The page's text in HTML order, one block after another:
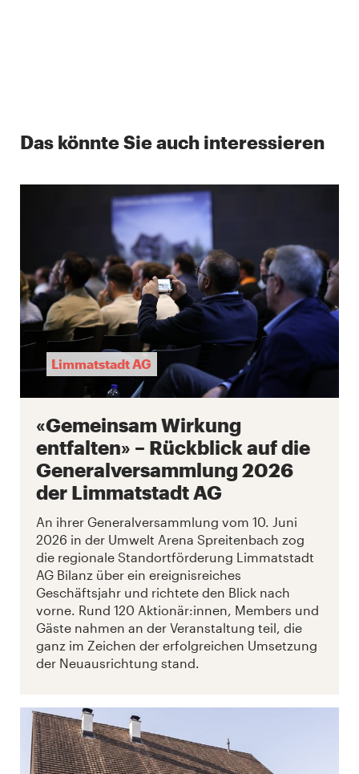
Das könnte Sie auch interessieren
Limmatstadt AG
«Gemeinsam Wirkung
entfalten» – Rückblick auf die
Generalversammlung 2026
der Limmatstadt AG
An ihrer Generalversammlung vom 10. Juni
2026 in der Umwelt Arena Spreitenbach zog
die regionale Standortförderung Limmatstadt
AG Bilanz über ein ereignisreiches
Geschäftsjahr und richtete den Blick nach
vorne. Rund 120 Aktionär:innen, Members und
Gäste nahmen an der Veranstaltung teil, die
ganz im Zeichen der erfolgreichen Umsetzung
der Neuausrichtung stand.